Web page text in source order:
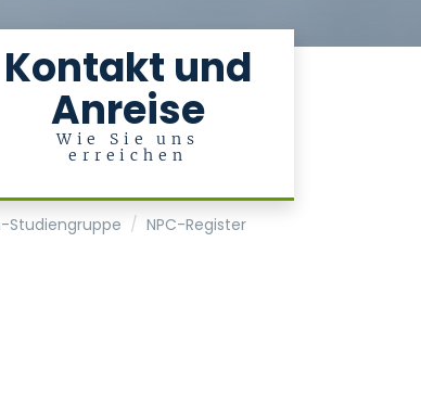
Kontakt und
Anreise
Wie Sie uns
erreichen
Studiengruppe
NPC-Register